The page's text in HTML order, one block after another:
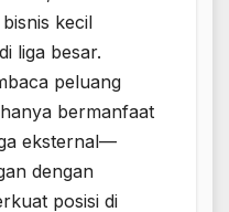
kecil
liga besar.
peluang
bermanfaat
eksternal—
dengan
posisi di